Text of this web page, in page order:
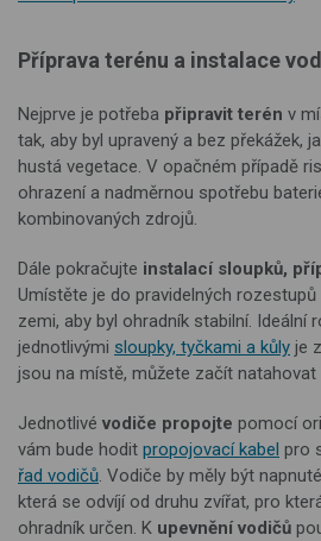
Příprava terénu a instalace
Nejprve je potřeba připravit terén v
tak, aby byl upravený a bez překážek,
hustá vegetace. V opačném případě
ohrazení a nadměrnou spotřebu
kombinovaných zdrojů.
Dále pokračujte instalací sloupků,
Umístěte je do pravidelných
zemi, aby byl ohradník stabilní. Ideální
jednotlivými sloupky, tyčkami a kůly je
jsou na místě, můžete začít natahovat
Jednotlivé vodiče propojte pomocí
vám bude hodit propojovací kabel pro
řad vodičů. Vodiče by měly být
která se odvíjí od druhu zvířat, pro
ohradník určen. K upevnění vodičů